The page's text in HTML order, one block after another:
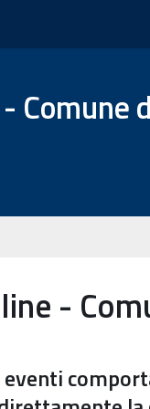
Comune
-